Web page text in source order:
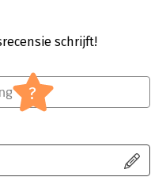
de geschiedenis van
verhaal.
romans
schrijft!
?